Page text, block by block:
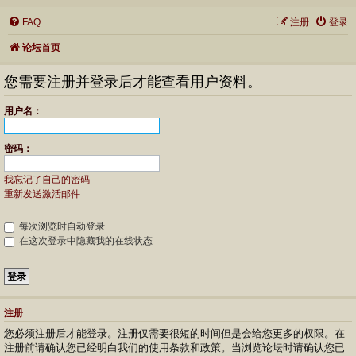
FAQ 登录
注册
论坛首页
您需要注册并登录后才能查看用户资料。
用户名：
密码：
我忘记了自己的密码
重新发送激活邮件
每次浏览时自动登录
在这次登录中隐藏我的在线状态
注册
您必须注册后才能登录。注册仅需要很短的时间但是会给您更多的权限。在
注册前请确认您已经明白我们的使用条款和政策。当浏览论坛时请确认您已